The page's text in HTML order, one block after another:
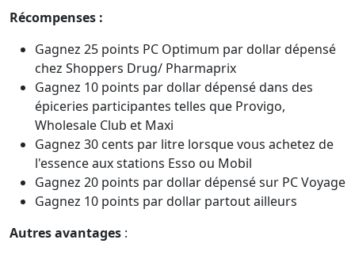
Récompenses :
Gagnez 25 points PC Optimum par dollar dépensé
chez Shoppers Drug/ Pharmaprix
Gagnez 10 points par dollar dépensé dans des
épiceries participantes telles que Provigo,
Wholesale Club et Maxi
Gagnez 30 cents par litre lorsque vous achetez de
l'essence aux stations Esso ou Mobil
Gagnez 20 points par dollar dépensé sur PC Voyage
Gagnez 10 points par dollar partout ailleurs
Autres avantages :